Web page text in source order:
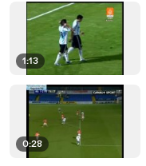
1:13
0:28